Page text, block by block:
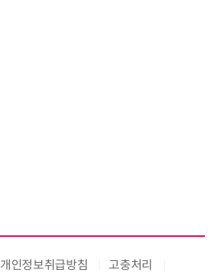
개인정보취급방침 고충처리